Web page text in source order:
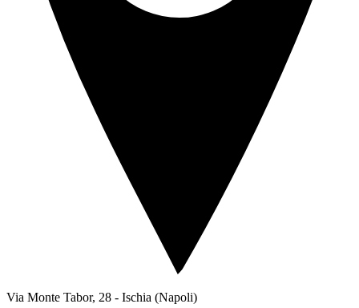
Via Monte Tabor, 28 - Ischia (Napoli)